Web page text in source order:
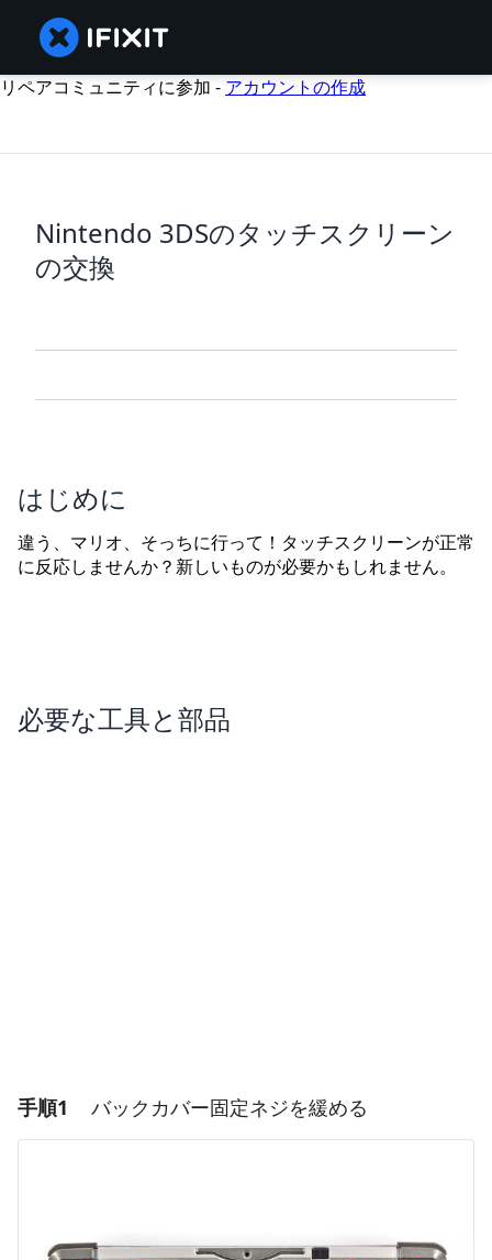
リペアコミュニティに参加 - アカウントの作成
Nintendo 3DSのタッチスクリーン
の交換
はじめに
違う、マリオ、そっちに行って！タッチスクリーンが正常
に反応しませんか？新しいものが必要かもしれません。
必要な工具と部品
手順1 バックカバー固定ネジを緩める